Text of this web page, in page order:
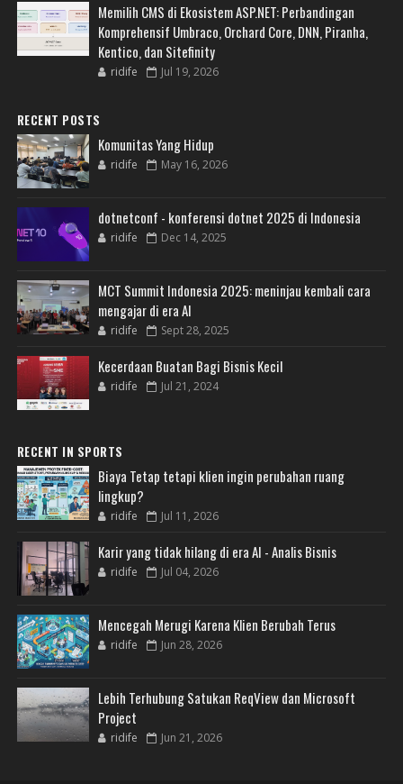
Memilih CMS di Ekosistem ASP.NET: Perbandingan
Komprehensif Umbraco, Orchard Core, DNN, Piranha,
Kentico, dan Sitefinity
ridife Jul 19, 2026
RECENT POSTS
Komunitas Yang Hidup
ridife May 16, 2026
dotnetconf - konferensi dotnet 2025 di Indonesia
ridife Dec 14, 2025
MCT Summit Indonesia 2025: meninjau kembali cara
mengajar di era AI
ridife Sept 28, 2025
Kecerdaan Buatan Bagi Bisnis Kecil
ridife Jul 21, 2024
RECENT IN SPORTS
Biaya Tetap tetapi klien ingin perubahan ruang
lingkup?
ridife Jul 11, 2026
Karir yang tidak hilang di era AI - Analis Bisnis
ridife Jul 04, 2026
Mencegah Merugi Karena Klien Berubah Terus
ridife Jun 28, 2026
Lebih Terhubung Satukan ReqView dan Microsoft
Project
ridife Jun 21, 2026